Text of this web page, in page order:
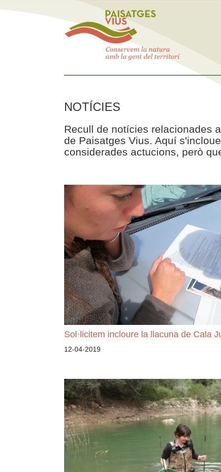
NOTÍCIES
Recull de notícies relacionades
de Paisatges Vius. Aquí
considerades actucions, però
Sol·licitem incloure la llacuna de Cala
12-04-2019